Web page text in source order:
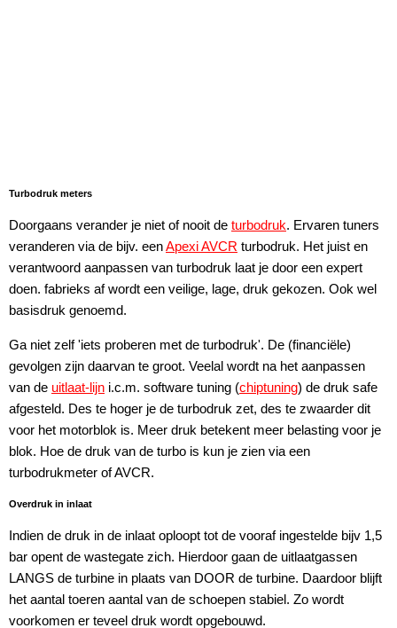
Turbodruk meters
Doorgaans verander je niet of nooit de turbodruk. Ervaren tuners
veranderen via de bijv. eenApexi AVCR turbodruk. Het juist en
verantwoord aanpassen van turbodruk laat je door een expert
doen. fabrieks af wordt een veilige, lage, druk gekozen. Ook wel
basisdruk genoemd.
Ga niet zelf 'iets proberen met de turbodruk'. De (financiële)
gevolgen zijn daarvan te groot. Veelal wordt na het aanpassen
van de uitlaat-lijn i.c.m. software tuning (chiptuning) de druk safe
afgesteld. Des te hoger je de turbodruk zet, des te zwaarder dit
voor het motorblok is. Meer druk betekent meer belasting voor je
blok. Hoe de druk van de turbo is kun je zien via een
turbodrukmeter of AVCR.
Overdruk in inlaat
Indien de druk in de inlaat oploopt tot de vooraf ingestelde bijv 1,5
bar opent de wastegate zich. Hierdoor gaan de uitlaatgassen
LANGS de turbine in plaats van DOOR de turbine. Daardoor blijft
het aantal toeren aantal van de schoepen stabiel. Zo wordt
voorkomen er teveel druk wordt opgebouwd.